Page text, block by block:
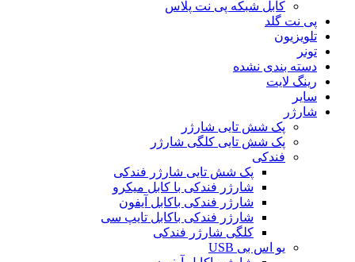
کابل شبکه پی نت پلاس
پی نت گلد
تلویزیون
تونر
دسته بندی نشده
رینگ لایت
سایر
شارژر
پک شش تایی شارژر
پک شش تایی کلگی شارژر
فندکی
پک شش تایی شارژر فندکی
شارژر فندکی با کابل میکرو
شارژر فندکی باکابل آیفون
شارژر فندکی باکابل تایپ سی
کلگی شارژر فندکی
یو اس بی USB